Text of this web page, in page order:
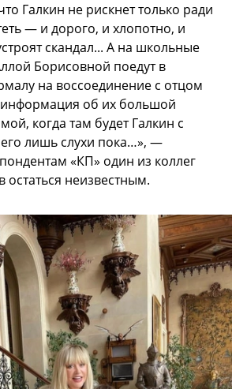
Галкин не рискнет только ради
— и дорого, и хлопотно, и
скандал... А на школьные
Борисовной поедут в
на воссоединение с отцом
информация об их большой
когда там будет Галкин с
лишь слухи пока…», —
«КП» один из коллег
неизвестным.